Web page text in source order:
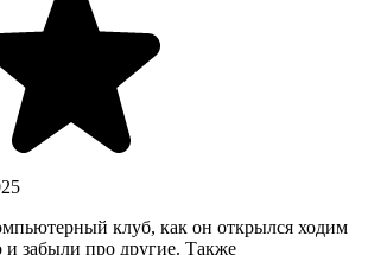
клуб, как он открылся ходим
и забыли про другие. Также